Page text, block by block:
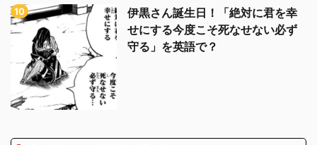
伊黒さん誕生日！「絶対に君を幸
せにする今度こそ死なせない必ず
守る」を英語で？